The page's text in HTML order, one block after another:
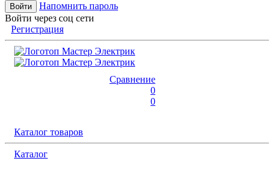
Напомнить пароль
Войти через соц сети
Регистрация
Сравнение
0
0
Каталог товаров
Каталог